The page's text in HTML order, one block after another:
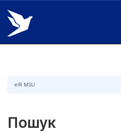
Skip
navigation
eIR MSU
Пошук